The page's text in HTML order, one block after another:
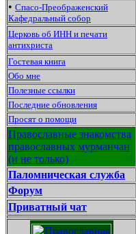
• Спасо-Преображенский
Кафедральный собор
Церковь об ИНН и печати
антихриста
Гостевая книга
Обо мне
Полезные ссылки
Последние обновления
Просят о помощи
Православные знакомства
православных мурманчан
(и не только)
Паломническая служба
Форум
Приватный чат